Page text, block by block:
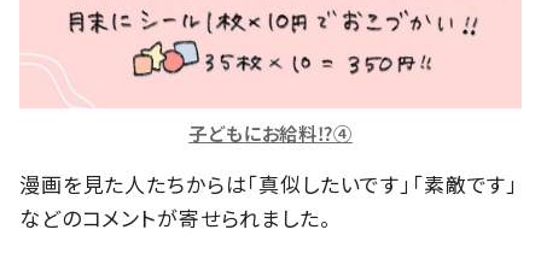
子どもにお給料⁉④
漫画を見た人たちからは「真似したいです」「素敵です」
などのコメントが寄せられました。